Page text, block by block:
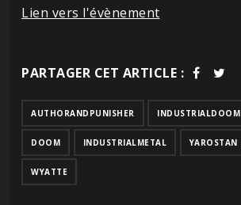
Lien vers l'évènement
PARTAGER CET ARTICLE :
AUTHORANDPUNISHER INDUSTRIALDOOM
DOOM INDUSTRIALMETAL YAROSTAN
WYATTE